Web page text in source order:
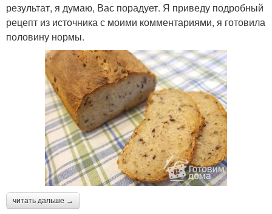
результат, я думаю, Вас порадует. Я приведу подробный
рецепт из источника с моими комментариями, я готовила
половину нормы.
читать дальше →